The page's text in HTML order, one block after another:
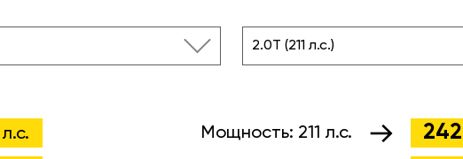
2.0T (211 л.с.)
Мощность: 211 л.с. 242
л.с.